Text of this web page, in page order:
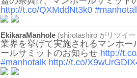
http://t.co/QXMddNt3k0
EkikaraManhole (shirotashiro がリツイ
業界を挙げて実施されるマンホー
ールサミットのお知らせ http://
#manhotalk http://t.co/